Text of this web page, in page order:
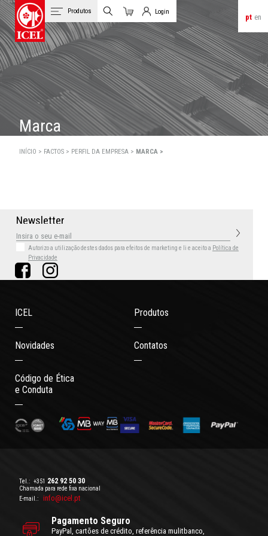
pt en
Produtos
Carrinho
Login
Login de Clientes
Marca
INÍCIO > FACTOS > PERFIL DA EMPRESA > MARCA >
Newsletter
Autorizo a utilização destes dados para efeitos de marketing e li e aceito a Política de
Privacidade
ICEL Produtos
Novidades Contatos
Código de Ética
e Conduta
Tel.: +351 262 92 50 30
Chamada para rede fixa nacional
E-mail.:
info@icel.pt
Pagamento Seguro
PayPal, cartões de crédito, referência mulitbanco,